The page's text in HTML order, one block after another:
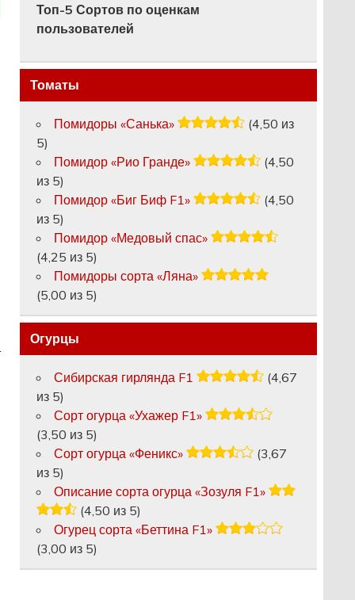
Топ-5 Сортов по оценкам
пользователей
Томаты
Помидоры «Санька»
(4,50 из
5)
Помидор «Рио Гранде»
(4,50
из 5)
Помидор «Биг Биф F1»
(4,50
из 5)
Помидор «Медовый спас»
(4,25 из 5)
Помидоры сорта «Ляна»
(5,00 из 5)
Огурцы
Сибирская гирлянда F1
(4,67
из 5)
Сорт огурца «Ухажер F1»
(3,50 из 5)
Сорт огурца «Феникс»
(3,67
из 5)
Описание сорта огурца «Зозуля F1»
(4,50 из 5)
Огурец сорта «Беттина F1»
(3,00 из 5)